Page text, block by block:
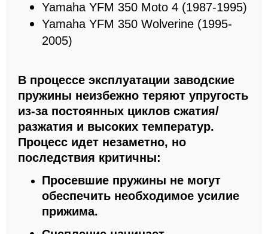
Yamaha YFM 350 Moto 4 (1987-1995)
Yamaha YFM 350 Wolverine (1995-
2005)
В процессе эксплуатации заводские
пружины неизбежно теряют упругость
из-за постоянных циклов сжатия/
разжатия и высоких температур.
Процесс идет незаметно, но
последствия критичны:
Просевшие пружины не могут
обеспечить необходимое усилие
прижима.